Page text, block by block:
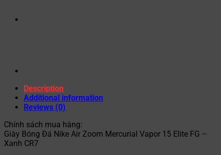
Description
Additional information
Reviews (0)
Chính sách mua hàng:
Giày Bóng Đá Nike Air Zoom Mercurial Vapor 15 Elite FG –
Xanh CR7